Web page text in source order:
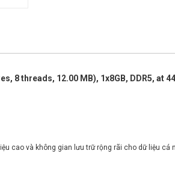
8 threads, 12.00 MB), 1x8GB, DDR5, at
cao và không gian lưu trữ rộng rãi cho dữ liệu cá